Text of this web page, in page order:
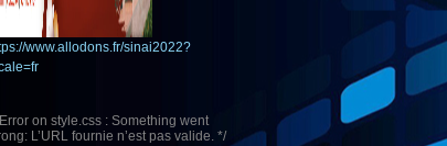
www.allodons.fr/sinai2022?
on style.css : Something went
L’URL fournie n’est pas valide. */